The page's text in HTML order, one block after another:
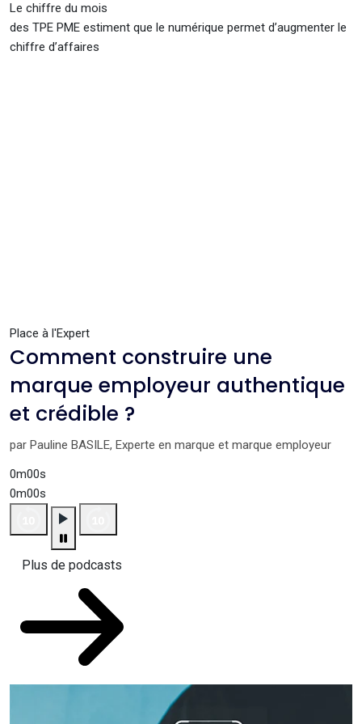
Le chiffre du mois
des TPE PME estiment que le numérique permet d’augmenter le
chiffre d’affaires
Place à l'Expert
Comment construire une
marque employeur authentique
et crédible ?
par Pauline BASILE, Experte en marque et marque employeur
0m00s
0m00s
Plus de podcasts